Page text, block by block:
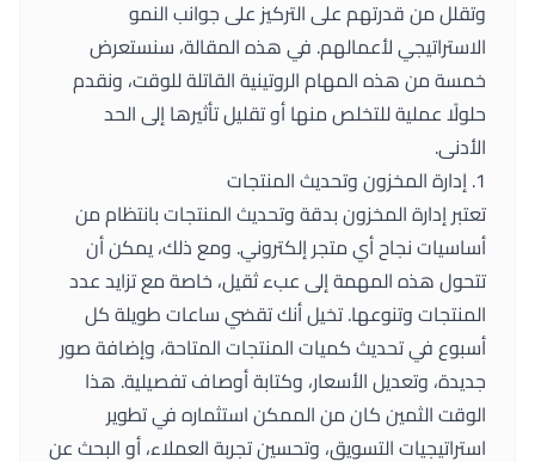
وتقلل من قدرتهم على التركيز على جوانب النمو
الاستراتيجي لأعمالهم. في هذه المقالة، سنستعرض
خمسة من هذه المهام الروتينية القاتلة للوقت، ونقدم
حلولًا عملية للتخلص منها أو تقليل تأثيرها إلى الحد
الأدنى.
1. إدارة المخزون وتحديث المنتجات
تعتبر إدارة المخزون بدقة وتحديث المنتجات بانتظام من
أساسيات نجاح أي متجر إلكتروني. ومع ذلك، يمكن أن
تتحول هذه المهمة إلى عبء ثقيل، خاصة مع تزايد عدد
المنتجات وتنوعها. تخيل أنك تقضي ساعات طويلة كل
أسبوع في تحديث كميات المنتجات المتاحة، وإضافة صور
جديدة، وتعديل الأسعار، وكتابة أوصاف تفصيلية. هذا
الوقت الثمين كان من الممكن استثماره في تطوير
استراتيجيات التسويق، وتحسين تجربة العملاء، أو البحث عن